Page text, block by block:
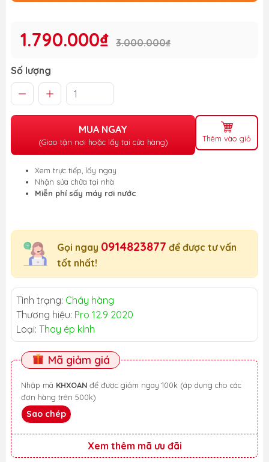
1.790.000₫ 3.000.000₫
Số lượng
MUA NGAY
(Giao tận nơi hoặc lấy tại cửa hàng) Thêm vào giỏ
Xem trực tiếp, lấy ngay
Nhận sửa chữa tại nhà
Miễn phí sấy máy rơi nước
Gọi ngay 0914823877 để được tư vấn
tốt nhất!
Tình trạng: Cháy hàng
Thương hiệu: Pro 12.9 2020
Loại: Thay ép kính
Mã giảm giá
Nhập mã KHXOAN
đơn hàng trên 500k)
Sao chép
Xem thêm mã ưu đãi